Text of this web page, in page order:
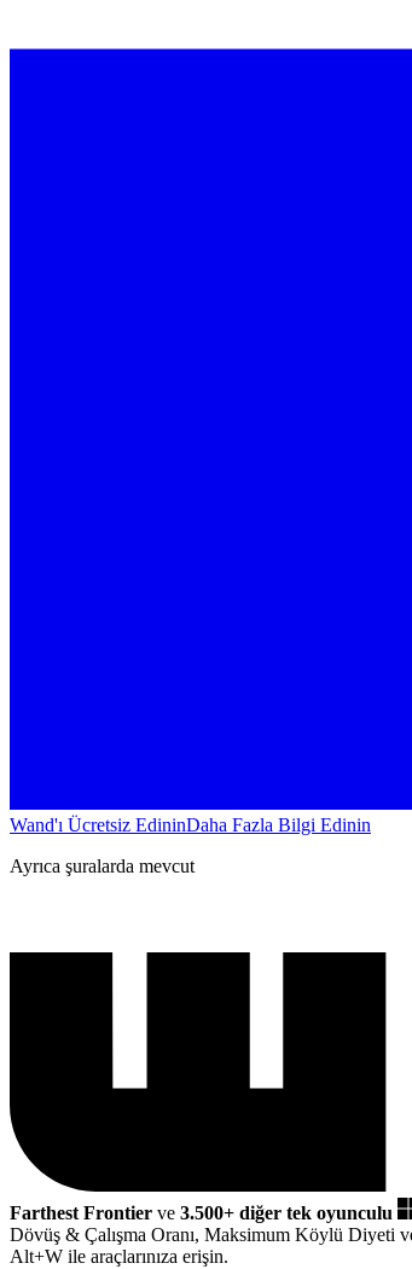
Wand'ı Ücretsiz EdininDaha Fazla Bilgi Edinin
Ayrıca şuralarda mevcut
Farthest Frontier ve 3.500+ diğer tek oyunculu
Dövüş & Çalışma Oranı, Maksimum Köylü Diyeti
Alt+W ile araçlarınıza erişin.